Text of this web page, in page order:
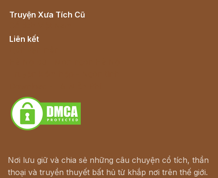
Truyện Xưa Tích Cũ
Liên kết
Nơi lưu giữ và chia sẻ những câu chuyện cổ tích, thần
thoại và truyền thuyết bất hủ từ khắp nơi trên thế giới.